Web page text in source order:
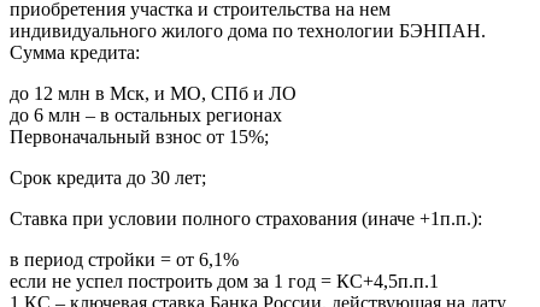
приобретения участка и строительства на нем
индивидуального жилого дома по технологии БЭНПАН.
Сумма кредита:
до 12 млн в Мск, и МО, СПб и ЛО
до 6 млн – в остальных регионах
Первоначальный взнос от 15%;
Срок кредита до 30 лет;
Ставка при условии полного страхования (иначе +1п.п.):
в период стройки = от 6,1%
если не успел построить дом за 1 год = КС+4,5п.п.1